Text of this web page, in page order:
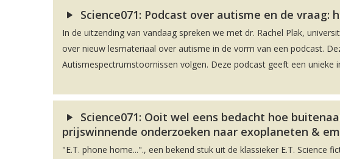
Science071: Podcast over autisme en de vraag:
In de uitzending van vandaag spreken we met dr. Rachel Plak,
over nieuw lesmateriaal over autisme in de vorm van een podcast.
Autismespectrumstoornissen volgen. Deze podcast geeft een unieke
Science071: Ooit wel eens bedacht hoe
prijswinnende onderzoeken naar exoplaneten &
"E.T. phone home..."., een bekend stuk uit de klassieker E.T.